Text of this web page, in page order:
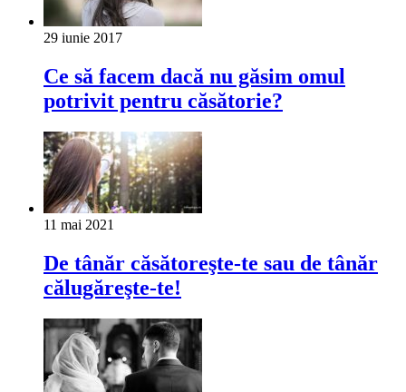
29 iunie 2017
Ce să facem dacă nu găsim omul
potrivit pentru căsătorie?
11 mai 2021
De tânăr căsătoreşte-te sau de tânăr
călugăreşte-te!